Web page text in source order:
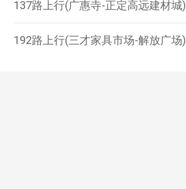
137路上行(广惠寺-正定高远建材城)
192路上行(三才家具市场-解放广场)